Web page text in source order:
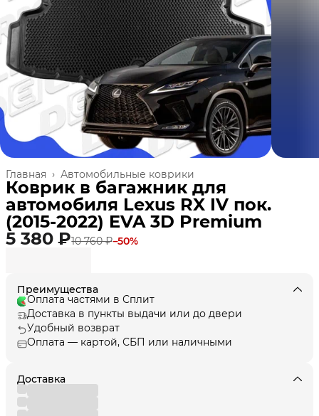
Автомобильные коврики
Главная ›
Коврик в багажник для
автомобиля Lexus RX IV пок.
(2015-2022) EVA 3D Premium
5 380 ₽10 760 ₽−50%
Преимущества
Оплата частями в Сплит
Доставка в пункты выдачи или до двери
Удобный возврат
Оплата — картой, СБП или наличными
Доставка